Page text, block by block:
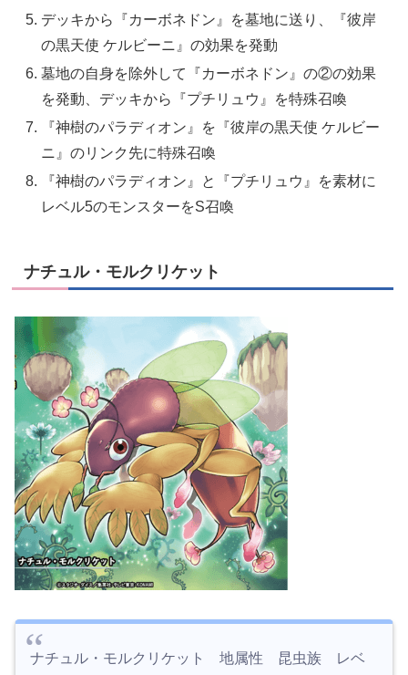
デッキから『カーボネドン』を墓地に送り、『彼岸
の黒天使 ケルビーニ』の効果を発動
墓地の自身を除外して『カーボネドン』の②の効果
を発動、デッキから『プチリュウ』を特殊召喚
『神樹のパラディオン』を『彼岸の黒天使 ケルビー
ニ』のリンク先に特殊召喚
『神樹のパラディオン』と『プチリュウ』を素材に
レベル5のモンスターをS召喚
ナチュル・モルクリケット
ナチュル・モルクリケット 地属性 昆虫族 レベ